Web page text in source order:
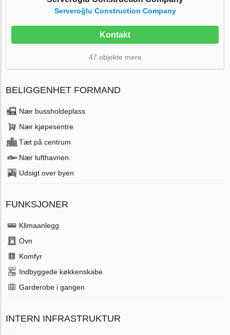
Serveroğlu Construction Company
Kontakt
47 objekte mere
BELIGGENHET FORMAND
Nær bussholdeplass
Nær kjøpesentre
Tæt på centrum
Nær lufthavnen.
Udsigt over byen
FUNKSJONER
Klimaanlegg
Ovn
Komfyr
Indbyggede køkkenskabe
Garderobe i gangen
INTERN INFRASTRUKTUR